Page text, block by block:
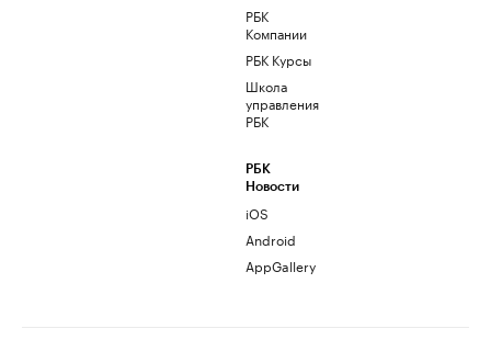
РБК
Компании
РБК Курсы
Школа
управления
РБК
РБК
Новости
iOS
Android
AppGallery